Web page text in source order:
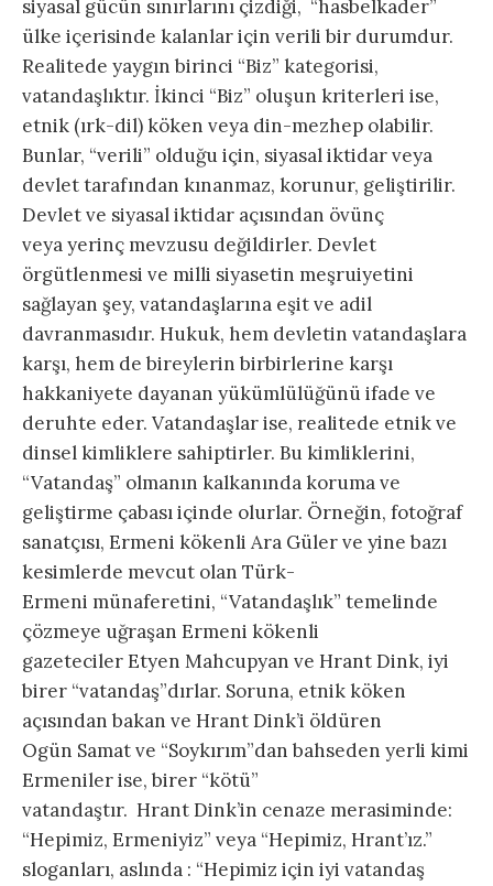
siyasal gücün sınırlarını çizdiği, “hasbelkader”
ülke içerisinde kalanlar için verili bir durumdur.
Realitede yaygın birinci “Biz” kategorisi,
vatandaşlıktır. İkinci “Biz” oluşun kriterleri ise,
etnik (ırk-dil) köken veya din-mezhep olabilir.
Bunlar, “verili” olduğu için, siyasal iktidar veya
devlet tarafından kınanmaz, korunur, geliştirilir.
Devlet ve siyasal iktidar açısından övünç
veya yerinç mevzusu değildirler. Devlet
örgütlenmesi ve milli siyasetin meşruiyetini
sağlayan şey, vatandaşlarına eşit ve adil
davranmasıdır. Hukuk, hem devletin vatandaşlara
karşı, hem de bireylerin birbirlerine karşı
hakkaniyete dayanan yükümlülüğünü ifade ve
deruhte eder. Vatandaşlar ise, realitede etnik ve
dinsel kimliklere sahiptirler. Bu kimliklerini,
“Vatandaş” olmanın kalkanında koruma ve
geliştirme çabası içinde olurlar. Örneğin, fotoğraf
sanatçısı, Ermeni kökenli Ara Güler ve yine bazı
kesimlerde mevcut olan Türk-
Ermeni münaferetini, “Vatandaşlık” temelinde
çözmeye uğraşan Ermeni kökenli
gazeteciler Etyen Mahcupyan ve Hrant Dink, iyi
birer “vatandaş”dırlar. Soruna, etnik köken
açısından bakan ve Hrant Dink’i öldüren
Ogün Samat ve “Soykırım”dan bahseden yerli kimi
Ermeniler ise, birer “kötü”
vatandaştır. Hrant Dink’in cenaze merasiminde:
“Hepimiz, Ermeniyiz” veya “Hepimiz, Hrant’ız.”
sloganları, aslında : “Hepimiz için iyi vatandaş